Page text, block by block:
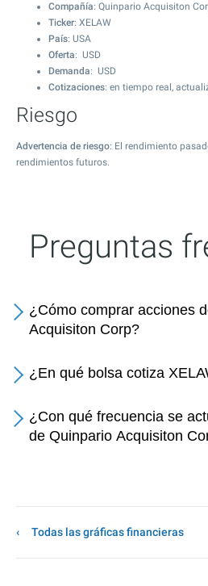
Compañía: Quinpario Acquisiton
Ticker: XELAW
País: USA
Oferta: USD
Demanda: USD
Cotizaciones: en tiempo real,
Riesgo
Advertencia de riesgo: El rendimiento
rendimientos futuros.
Preguntas
¿Cómo comprar acciones
Acquisiton Corp?
¿En qué bolsa cotiza
¿Con qué frecuencia se
de Quinpario Acquisiton
Todas las gráficas financieras